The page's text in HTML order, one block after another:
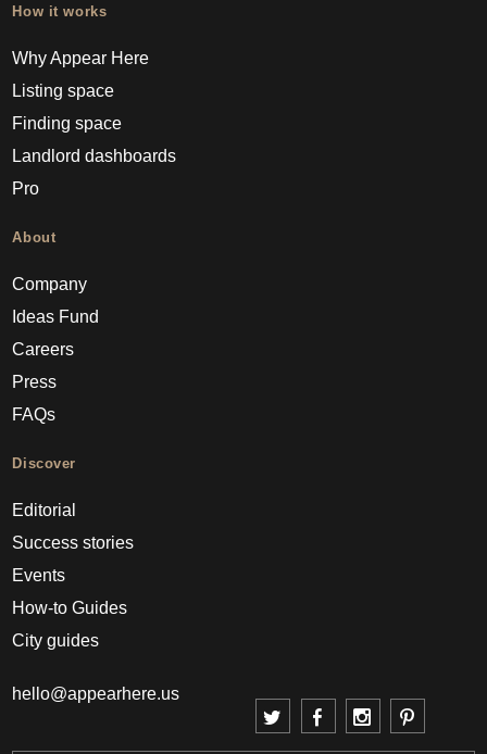
How it works
Why Appear Here
Listing space
Finding space
Landlord dashboards
Pro
About
Company
Ideas Fund
Careers
Press
FAQs
Discover
Editorial
Success stories
Events
How-to Guides
City guides
hello@appearhere.us